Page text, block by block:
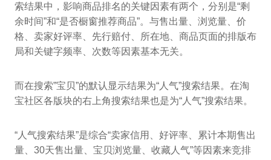
索结果中，影响商品排名的关键因素有两个，分别是“剩
余时间”和“是否橱窗推荐商品”。与售出量、浏览量、价
格、卖家好评率、先行赔付、所在地、商品页面的排版布
局和关键字频率、次数等因素基本无关。
而在搜索”宝贝”的默认显示结果为“人气”搜索结果。在淘
宝社区各版块的右上角搜索结果也是为“人气”搜索结果。
“人气搜索结果”是综合“卖家信用、好评率、累计本期售出
量、30天售出量、宝贝浏览量、收藏人气”等因素来竞排